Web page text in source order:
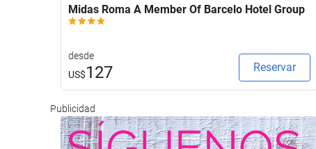
Midas Roma A Member Of Barcelo Hotel Group
desde
US$127 Reservar
Publicidad